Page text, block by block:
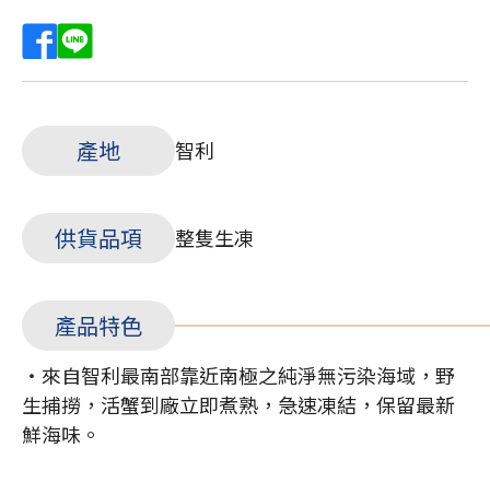
產地 智利
供貨品項 整隻生凍
產品特色
・來自智利最南部靠近南極之純淨無污染海域，野
生捕撈，活蟹到廠立即煮熟，急速凍結，保留最新
鮮海味。